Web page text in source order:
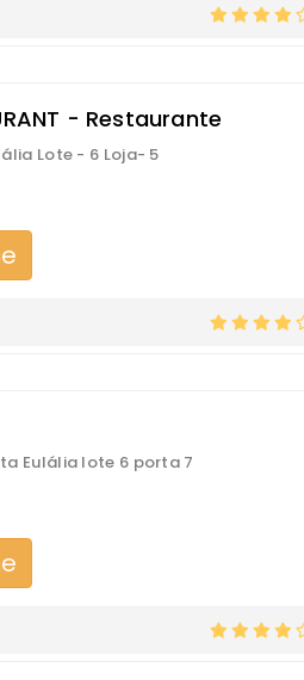
- Restaurante
Lote - 6 Loja- 5
Eulália lote 6 porta 7